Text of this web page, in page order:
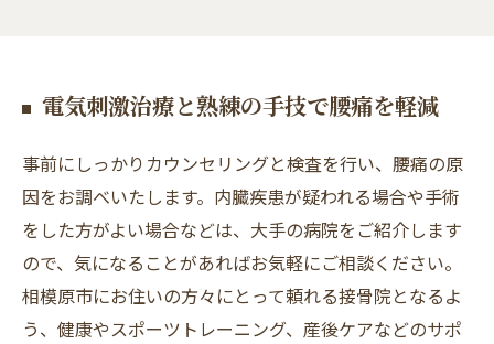
電気刺激治療と熟練の手技で腰痛を軽減
事前にしっかりカウンセリングと検査を行い、腰痛の原
因をお調べいたします。内臓疾患が疑われる場合や手術
をした方がよい場合などは、大手の病院をご紹介します
ので、気になることがあればお気軽にご相談ください。
相模原市にお住いの方々にとって頼れる接骨院となるよ
う、健康やスポーツトレーニング、産後ケアなどのサポ